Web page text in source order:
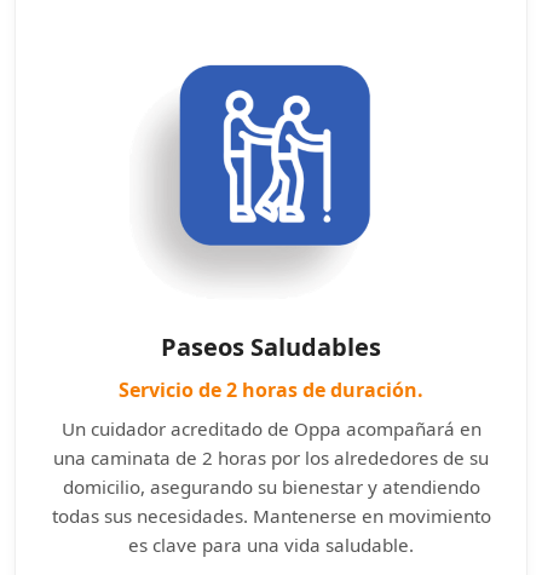
Paseos Saludables
Servicio de 2 horas de duración.
Un cuidador acreditado de Oppa acompañará en
una caminata de 2 horas por los alrededores de su
domicilio, asegurando su bienestar y atendiendo
todas sus necesidades. Mantenerse en movimiento
es clave para una vida saludable.